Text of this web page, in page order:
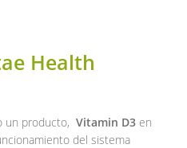
Health
un producto, Vitamin D3 en
del sistema